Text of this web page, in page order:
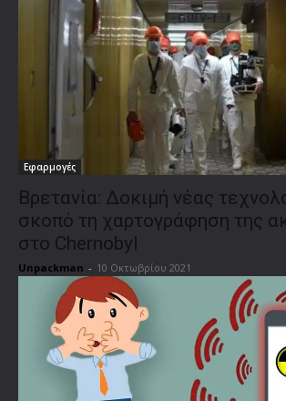
Εφαρμογές
Βρετανία: Δοκιμή νέας
σκοπό τη χαρτογράφηση της
στο Chernobyl
Unpackman - 10 Οκτωβρίου 2021